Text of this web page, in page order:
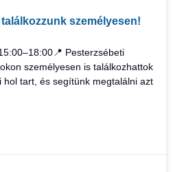
személyesen!
Pesterzsébeti
személyesen is találkozhattok
hol tart, és segítünk megtalálni azt